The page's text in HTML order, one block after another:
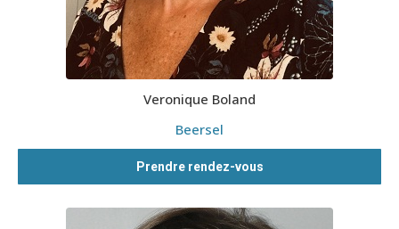
Veronique Boland
Beersel
Prendre rendez-vous